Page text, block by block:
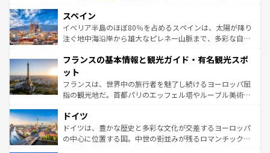
ろん、トスカーナの美しい田園風景やアマルフィ海岸の絶
景など、自然景観も見逃せない。観光の合間には、本場の
ピザやパスタなど、絶品のイタリア料理を堪能することも
ませてくれるイタリアで、忘れられない旅をしてみよう！
なお、新着のイタリア情報は
しい。
スペイン
イベリア半島のほぼ80％を占めるスペインは、太陽が降り
注ぐ地中海沿岸から雄大なピレネー山脈まで、多彩な自然
文化が根付くこの国では、情熱的なフラメンコ、熱気あふ
れる闘牛、そして美味しいタパスが生活の一部となってい
る。首都マドリードの洗練された雰囲気や、バルセロナの
アートに溢れた街角から、地方では古代ローマ遺跡や中世
せる。地方によって風土や気候が異なるスペインはその個
性で訪れる人を魅了する。 なお、新着のスペイン情報は コ
ンテンツ一覧を参照してほしい。
フランスの基本情報と観光ガイド・有名観光スポ
ット
フランスは、世界中の旅行者を魅了し続けるヨーロッパ屈
指の観光地だ。首都パリのエッフェル塔やルーブル美術館
で、幅広い魅力が詰まっている。華麗な宮殿、歴史的な大
聖堂、美しいビーチ、そして豊かな自然が、訪れる者を心
から魅了する。また、フランスは美食の国としても知ら
ドイツ
ドイツは、豊かな歴史と多彩な文化が交差するヨーロッパ
の中心に位置する国。中世の街並みが残るロマンチック街